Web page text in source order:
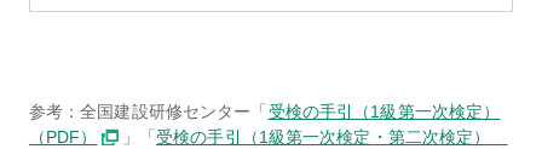
参考：全国建設研修センター「 受検の手引（1級第一次検定）
（PDF）
」「受検の手引（1級第一次検定・第二次検定）